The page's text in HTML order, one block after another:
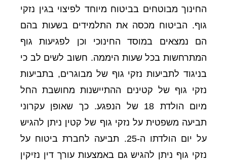
החינוך מבוטחים בביטוח מיוחד לפיצוי בגין נזקי
גוף. הביטוח מכסה את התלמידים בשעות בהם
הם נמצאים במוסד החינוכי וכן לפגיעות גוף
המתרחשות בכל שעות היממה. חשוב לשים לב כי
בניגוד לתביעות נזקי גוף של מבוגרים, בתביעות
נזקי גוף של קטינים ההתיישנות מחושבת החל
מיום הולדת 18 של הנפגע. כך שאופן עקרוני
תביעה משפטית על נזקי גוף של קטין ניתן להגיש
על יום הולדתו ה-25. תביעה לחברת ביטוח על
נזקי גוף ניתן להגיש גם באמצעות עורך דין נזיקין